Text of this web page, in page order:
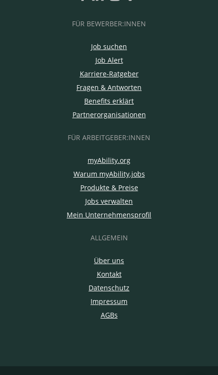
FÜR BEWERBER:INNEN
Job suchen
Job Alert
Karriere-Ratgeber
Fragen & Antworten
Benefits erklärt
Partnerorganisationen
FÜR ARBEITGEBER:INNEN
myAbility.org
Warum myAbility.jobs
Produkte & Preise
Jobs verwalten
Mein Unternehmensprofil
ALLGEMEIN
Über uns
Kontakt
Datenschutz
Impressum
AGBs